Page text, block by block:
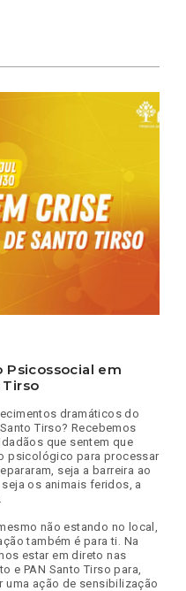
Psicossocial em
Tirso
dramáticos do
Tirso? Recebemos
que sentem que
psicológico para processar
seja a barreira ao
os animais feridos, a
não estando no local,
também é para ti. Na
estar em direto nas
e PAN Santo Tirso para,
ação de sensibilização